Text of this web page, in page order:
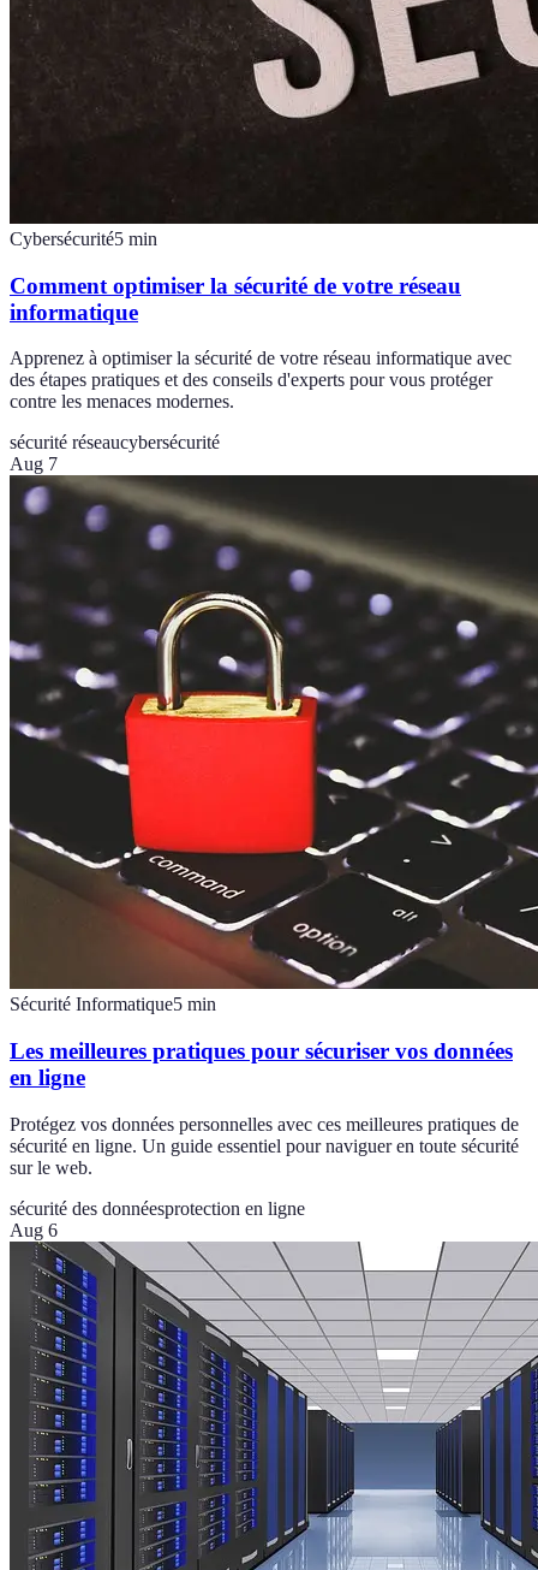
Cybersécurité5 min
Comment optimiser la sécurité de votre réseau
informatique
Apprenez à optimiser la sécurité de votre réseau informatique avec
des étapes pratiques et des conseils d'experts pour vous protéger
contre les menaces modernes.
sécurité réseaucybersécurité
Aug 7
Sécurité Informatique5 min
Les meilleures pratiques pour sécuriser vos données
en ligne
Protégez vos données personnelles avec ces meilleures pratiques de
sécurité en ligne. Un guide essentiel pour naviguer en toute sécurité
sur le web.
sécurité des donnéesprotection en ligne
Aug 6